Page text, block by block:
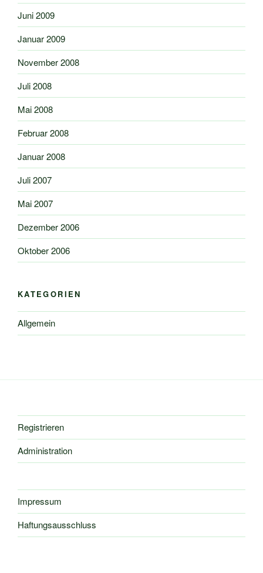
Juni 2009
Januar 2009
November 2008
Juli 2008
Mai 2008
Februar 2008
Januar 2008
Juli 2007
Mai 2007
Dezember 2006
Oktober 2006
KATEGORIEN
Allgemein
Registrieren
Administration
Impressum
Haftungsausschluss